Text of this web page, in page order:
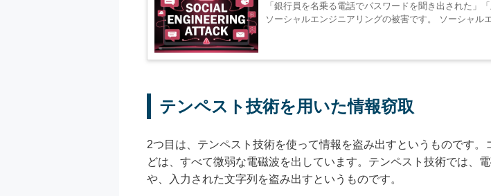
「銀行員を名乗る電話でパスワードを聞き出された
ソーシャルエンジ
テンペスト技術を用いた情報窃取
2つ目は、テンペスト技術を使って情報を盗み出すというものです
どは、すべて微弱な電磁波を出しています。テンペスト技術では、
や、入力された文字列を盗み出すというものです。